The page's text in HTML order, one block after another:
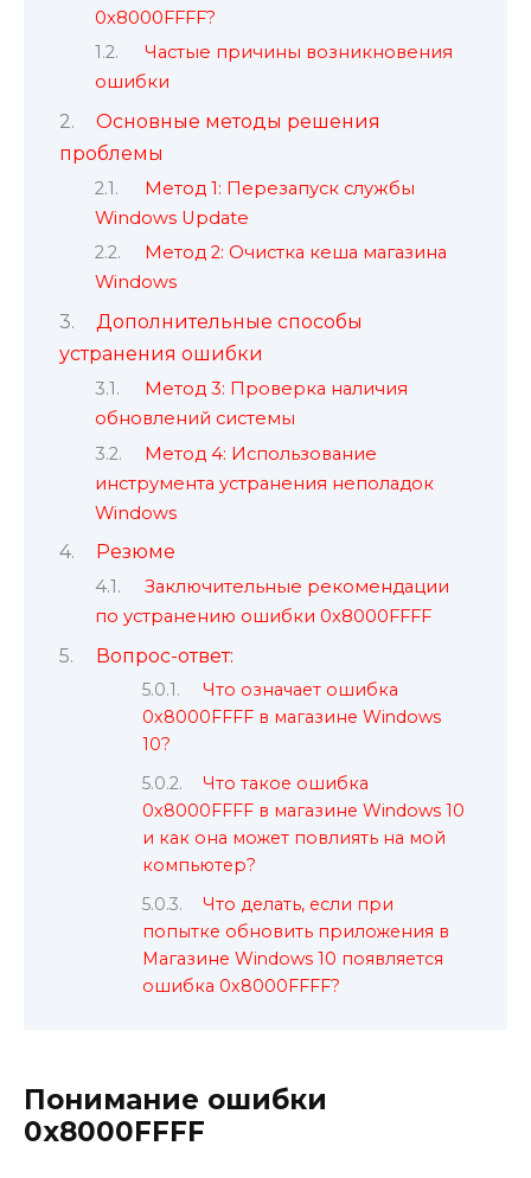
0x8000FFFF?
Частые причины возникновения
ошибки
Основные методы решения
проблемы
Метод 1: Перезапуск службы
Windows Update
Метод 2: Очистка кеша магазина
Windows
Дополнительные способы
устранения ошибки
Метод 3: Проверка наличия
обновлений системы
Метод 4: Использование
инструмента устранения неполадок
Windows
Резюме
Заключительные рекомендации
по устранению ошибки 0x8000FFFF
Вопрос-ответ:
Что означает ошибка
0x8000FFFF в магазине Windows
10?
Что такое ошибка
0x8000FFFF в магазине Windows 10
и как она может повлиять на мой
компьютер?
Что делать, если при
попытке обновить приложения в
Магазине Windows 10 появляется
ошибка 0x8000FFFF?
Понимание ошибки
0x8000FFFF